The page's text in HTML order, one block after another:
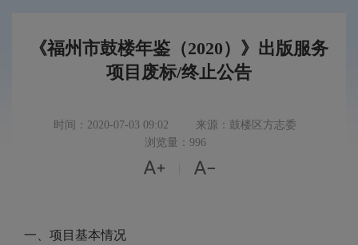
《福州市鼓楼年鉴（2020）》出版服务
项目废标/终止公告
时间：2020-07-03 09:02
来源：鼓楼区方志委
浏览量：996
 
一、项目基本情况